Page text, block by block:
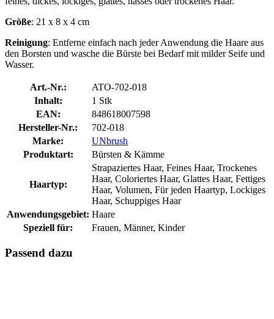
Größe: 21 x 8 x 4 cm
Reinigung: Entferne einfach nach jeder Anwendung die Haare aus
den Borsten und wasche die Bürste bei Bedarf mit milder Seife und
Wasser.
Art.-Nr.:
ATO-702-018
Inhalt:
1 Stk
EAN:
848618007598
Hersteller-Nr.:
702-018
Marke:
UNbrush
Produktart:
Bürsten & Kämme
Haartyp:
Strapaziertes Haar, Feines Haar, Trockenes
Haar, Coloriertes Haar, Glattes Haar, Fettiges
Haar, Volumen, Für jeden Haartyp, Lockiges
Haar, Schuppiges Haar
Anwendungsgebiet: Haare
Speziell für:
Frauen, Männer, Kinder
Passend dazu